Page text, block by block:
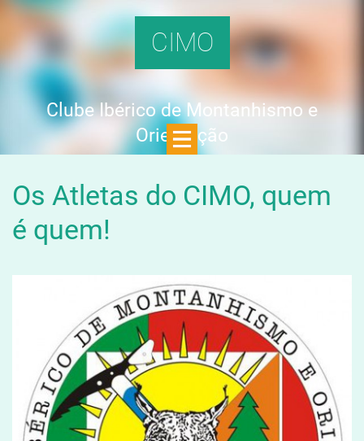
CIMO
Clube Ibérico de Montanhismo e
Orientação
Os Atletas do CIMO, quem
é quem!